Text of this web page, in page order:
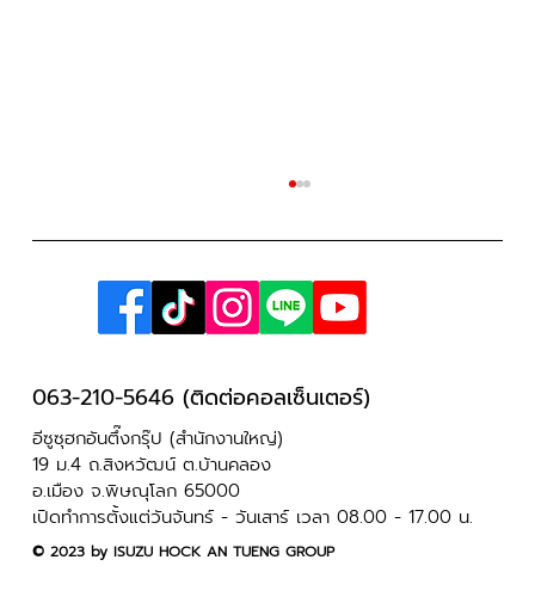
รวมวิธีไหว้แม่ย่านาง เสริมมงคล แคล้วคลาด
อุบัติเหตุ
​© 2023 by ISUZU HOCK AN TUENG GROUP
063-210-5646 (ติดต่อคอลเซ็นเตอร์)
อีซูซุฮกอันตึ๊งกรุ๊ป (สำนักงานใหญ่)
19 ม.4 ถ.สิงหวัฒน์ ต.บ้านคลอง
อ.เมือง จ.พิษณุโลก 65000
เปิดทำการตั้งแต่วันจันทร์ - วันเสาร์ เวลา 08.00 - 17.00 น.